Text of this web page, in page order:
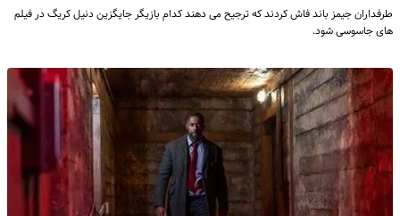
طرفداران جیمز باند فاش کردند که ترجیح می دهند کدام بازیگر جایگزین دنیل کریگ در فیلم
های جاسوسی شود.